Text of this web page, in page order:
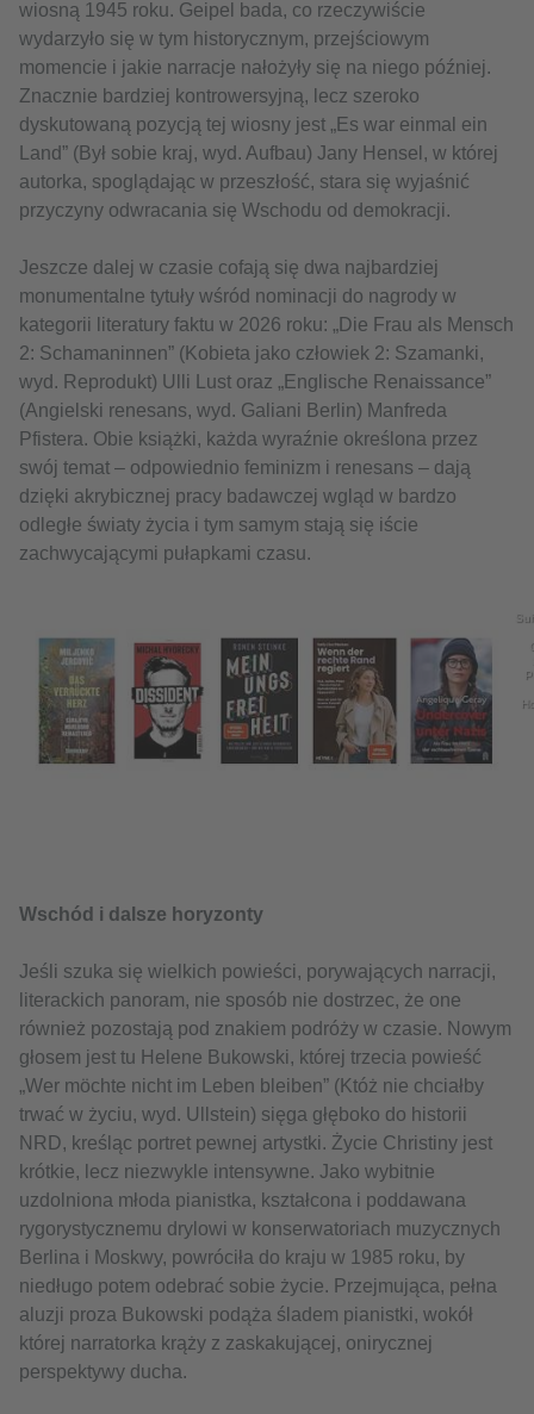
wiosną 1945 roku. Geipel bada, co rzeczywiście
wydarzyło się w tym historycznym, przejściowym
momencie i jakie narracje nałożyły się na niego później.
Znacznie bardziej kontrowersyjną, lecz szeroko
dyskutowaną pozycją tej wiosny jest „Es war einmal ein
Land” (Był sobie kraj, wyd. Aufbau) Jany Hensel, w której
autorka, spoglądając w przeszłość, stara się wyjaśnić
przyczyny odwracania się Wschodu od demokracji.
Jeszcze dalej w czasie cofają się dwa najbardziej
monumentalne tytuły wśród nominacji do nagrody w
kategorii literatury faktu w 2026 roku: „Die Frau als Mensch
2: Schamaninnen” (Kobieta jako człowiek 2: Szamanki,
wyd. Reprodukt) Ulli Lust oraz „Englische Renaissance”
(Angielski renesans, wyd. Galiani Berlin) Manfreda
Pfistera. Obie książki, każda wyraźnie określona przez
swój temat – odpowiednio feminizm i renesans – dają
dzięki akrybicznej pracy badawczej wgląd w bardzo
odległe światy życia i tym samym stają się iście
zachwycającymi pułapkami czasu.
Wschód i dalsze horyzonty
Jeśli szuka się wielkich powieści, porywających narracji,
literackich panoram, nie sposób nie dostrzec, że one
również pozostają pod znakiem podróży w czasie. Nowym
głosem jest tu Helene Bukowski, której trzecia powieść
„Wer möchte nicht im Leben bleiben” (Któż nie chciałby
trwać w życiu, wyd. Ullstein) sięga głęboko do historii
NRD, kreśląc portret pewnej artystki. Życie Christiny jest
krótkie, lecz niezwykle intensywne. Jako wybitnie
uzdolniona młoda pianistka, kształcona i poddawana
rygorystycznemu drylowi w konserwatoriach muzycznych
Berlina i Moskwy, powróciła do kraju w 1985 roku, by
niedługo potem odebrać sobie życie. Przejmująca, pełna
aluzji proza Bukowski podąża śladem pianistki, wokół
której narratorka krąży z zaskakującej, onirycznej
perspektywy ducha.